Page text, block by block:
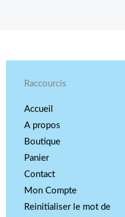
Raccourcis
Accueil
A propos
Boutique
Panier
Contact
Mon Compte
Reinitialiser le mot de